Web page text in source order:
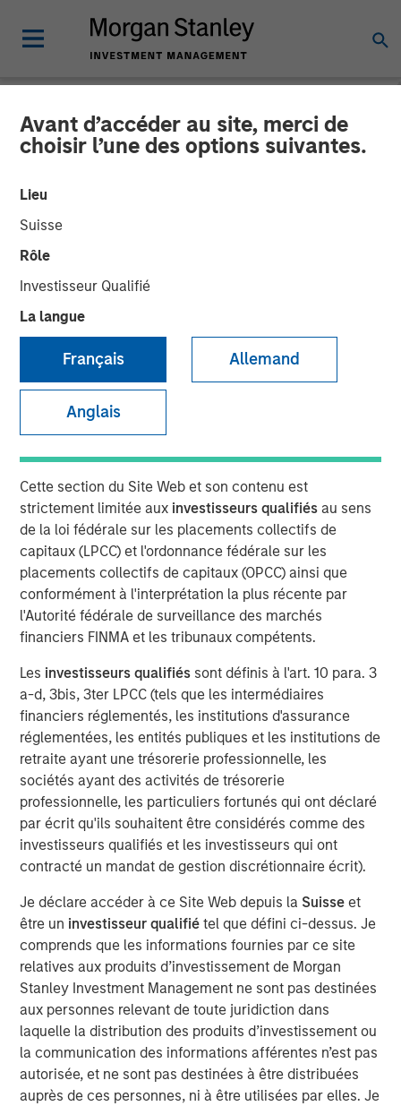
Avant d’accéder au site, merci de
choisir l’une des options suivantes.
Lieu
Suisse
Rôle
Investisseur Qualifié
La langue
Français Allemand
Anglais
Cette section du Site Web et son contenu est
strictement limitée aux investisseurs qualifiésau sens
de la loi fédérale sur les placements collectifs de
capitaux (LPCC) et l'ordonnance fédérale sur les
placements collectifs de capitaux (OPCC) ainsi que
conformément à l'interprétation la plus récente par
l'Autorité fédérale de surveillance des marchés
financiers FINMA et les tribunaux compétents.
Les investisseurs qualifiés sont définis à l'art. 10 para. 3
a-d, 3bis, 3ter LPCC (tels que les intermédiaires
financiers réglementés, les institutions d'assurance
réglementées, les entités publiques et les institutions de
retraite ayant une trésorerie professionnelle, les
sociétés ayant des activités de trésorerie
professionnelle, les particuliers fortunés qui ont déclaré
par écrit qu'ils souhaitent être considérés comme des
investisseurs qualifiés et les investisseurs qui ont
contracté un mandat de gestion discrétionnaire écrit).
Je déclare accéder à ce Site Web depuis la Suisse et
être un investisseur qualifiétel que défini ci-dessus. Je
comprends que les informations fournies par ce site
relatives aux produits d’investissement de Morgan
Stanley Investment Management ne sont pas destinées
aux personnes relevant de toute juridiction dans
laquelle la distribution des produits d’investissement ou
la communication des informations afférentes n’est pas
autorisée, et ne sont pas destinées à être distribuées
auprès de ces personnes, ni à être utilisées par elles. Je
TALES FROM THE EMERGING WORLD INSIGHTS
Video: The Demographic
Barbell
Play
Video
A generational shift is transforming the global economy.
Millennials and Gen Z are gaining economic influence
with their distinct preferences for technology,
sustainability and different consumption patterns, while
Baby Boomers are increasing their share of healthcare
spending and financial assets.
Download “The Demographic Barbell”
Équipe Actions Marchés Émergents
The Emerging Markets Equity team combines deep
expertise and local presence in global markets with an
integrated top-down and bottom-up investment approach
to invest in core and growth-oriented portfolios across
non-U.S. markets.
Idées liées
TALES FROM THE EMERGING WORLD
From Electric Vehicles to Humanoids: China’s
Next Manufacturing Leap